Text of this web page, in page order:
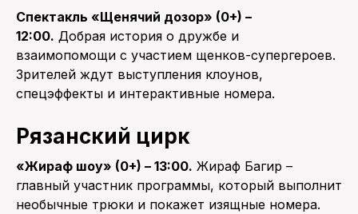
Спектакль «Щенячий дозор» (0+) –
12:00. Добрая история о дружбе и
взаимопомощи с участием щенков-супергероев.
Зрителей ждут выступления клоунов,
спецэффекты и интерактивные номера.
Рязанский цирк
«Жираф шоу» (0+) – 13:00. Жираф Багир –
главный участник программы, который выполнит
необычные трюки и покажет изящные номера.